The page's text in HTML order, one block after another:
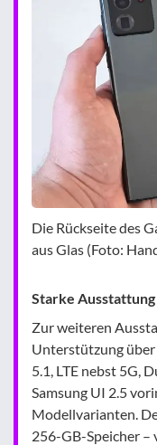
Die Rückseite des
aus Glas (Foto:
Starke
Zur weiteren
Unterstützung
5.1, LTE nebst 5G,
Samsung UI 2.5
Modellvarianten.
256-GB-Speicher –